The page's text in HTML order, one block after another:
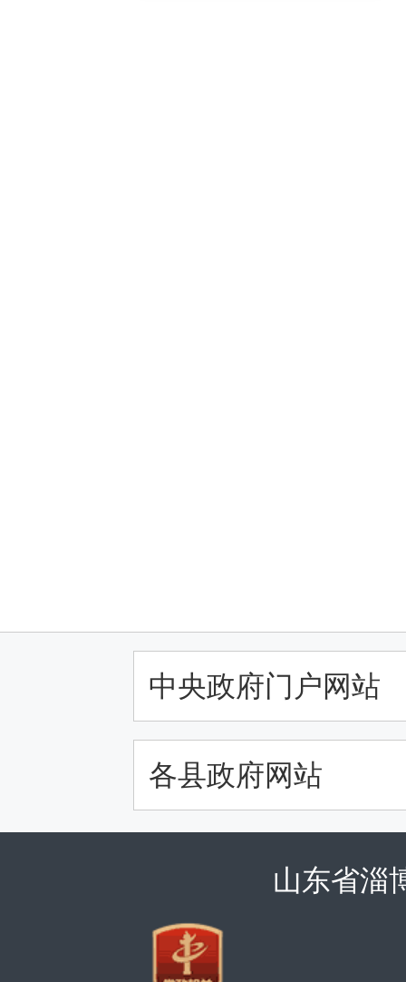
中央政府门户网站
各县政府网站
山东省淄